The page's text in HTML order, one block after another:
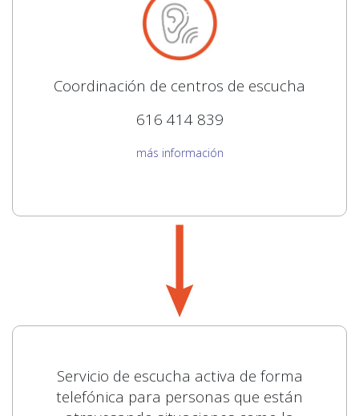
Coordinación de centros de escucha
616 414 839
más información
Servicio de escucha activa de forma
telefónica para personas que están